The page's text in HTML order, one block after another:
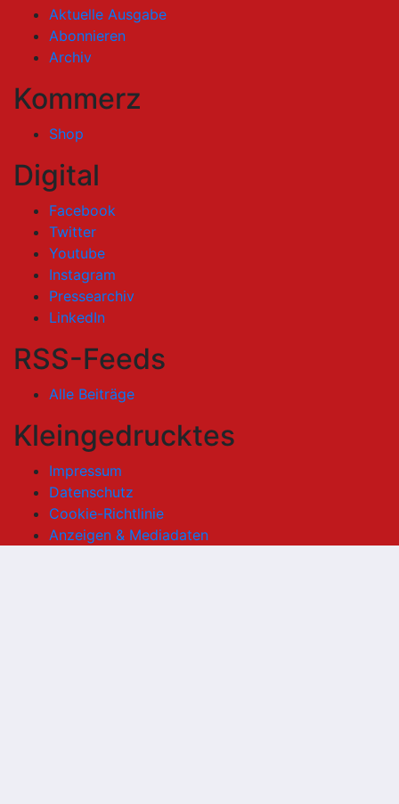
Aktuelle Ausgabe
Abonnieren
Archiv
Kommerz
Shop
Digital
Facebook
Twitter
Youtube
Instagram
Pressearchiv
LinkedIn
RSS-Feeds
Alle Beiträge
Kleingedrucktes
Impressum
Datenschutz
Cookie-Richtlinie
Anzeigen & Mediadaten